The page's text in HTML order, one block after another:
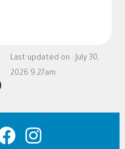
Last updated on : July 30,
2026 9:27am